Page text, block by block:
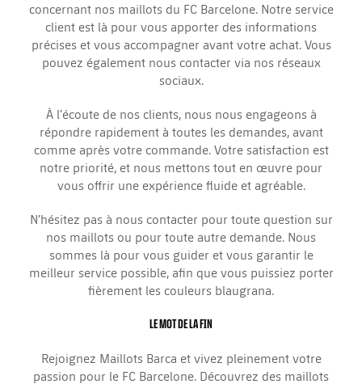
concernant nos maillots du FC Barcelone. Notre service
client est là pour vous apporter des informations
précises et vous accompagner avant votre achat. Vous
pouvez également nous contacter via nos réseaux
sociaux.
À l’écoute de nos clients, nous nous engageons à
répondre rapidement à toutes les demandes, avant
comme après votre commande. Votre satisfaction est
notre priorité, et nous mettons tout en œuvre pour
vous offrir une expérience fluide et agréable.
N’hésitez pas à nous contacter pour toute question sur
nos maillots ou pour toute autre demande. Nous
sommes là pour vous guider et vous garantir le
meilleur service possible, afin que vous puissiez porter
fièrement les couleurs blaugrana.
LE MOT DE LA FIN
Rejoignez Maillots Barca et vivez pleinement votre
passion pour le FC Barcelone. Découvrez des maillots